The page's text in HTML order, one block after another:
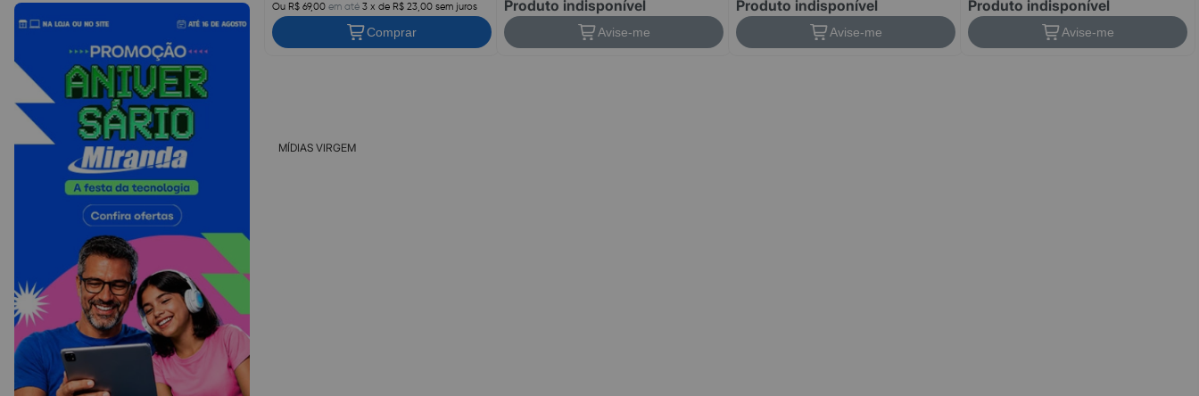
Ou R$ 69,00 em até 3 x de R$ 23,00 sem juros
Comprar
Produto indisponível
Avise-me
Produto indisponível
Avise-me
Produto indisponível
Avise-me
MÍDIAS VIRGEM